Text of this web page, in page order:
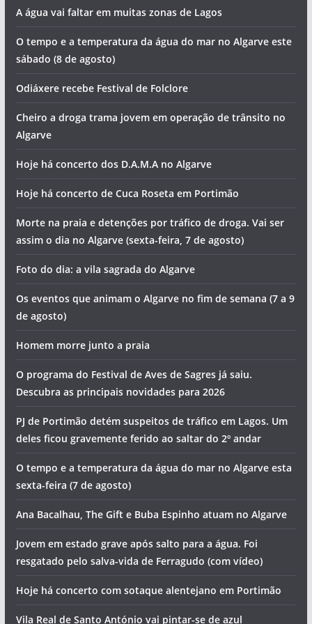
A água vai faltar em muitas zonas de Lagos
O tempo e a temperatura da água do mar no Algarve este
sábado (8 de agosto)
Odiáxere recebe Festival de Folclore
Cheiro a droga trama jovem em operação de trânsito no
Algarve
Hoje há concerto dos D.A.M.A no Algarve
Hoje há concerto de Cuca Roseta em Portimão
Morte na praia e detenções por tráfico de droga. Vai ser
assim o dia no Algarve (sexta-feira, 7 de agosto)
Foto do dia: a vila sagrada do Algarve
Os eventos que animam o Algarve no fim de semana (7 a 9
de agosto)
Homem morre junto a praia
O programa do Festival de Aves de Sagres já saiu.
Descubra as principais novidades para 2026
PJ de Portimão detém suspeitos de tráfico em Lagos. Um
deles ficou gravemente ferido ao saltar do 2º andar
O tempo e a temperatura da água do mar no Algarve esta
sexta-feira (7 de agosto)
Ana Bacalhau, The Gift e Buba Espinho atuam no Algarve
Jovem em estado grave após salto para a água. Foi
resgatado pelo salva-vida de Ferragudo (com vídeo)
Hoje há concerto com sotaque alentejano em Portimão
Vila Real de Santo António vai pintar-se de azul